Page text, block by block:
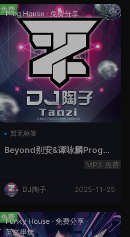
Prog House·免费分享
暂无标签
Beyond别安&谭咏麟ProgHo
免费
DJ陶子 2025-11-25
免费
Funky House · 免费分享·
英文串烧
免费